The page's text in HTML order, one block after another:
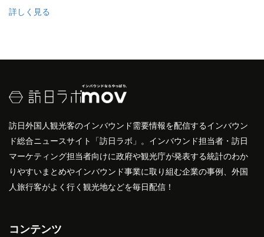
詳しく見る
訪日外国人観光客のインバウンド需要情報を配信するインバウン
ド総合ニュースサイト「訪日ラボ」。インバウンド担当者・訪日
マーケティング担当者向けに政府や観光庁が発表する統計のわか
りやすいまとめやインバウンド事業に取り組む企業の事例、外国
人旅行客がよく行く観光地などを毎日配信！
コンテンツ